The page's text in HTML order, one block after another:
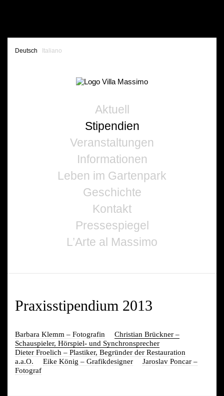
Deutsch Italiano
Aktuell
Stipendien
Veranstaltungen
Informationen
Leben im Gartenpark
Geschichte
Kontakt
Pressespiegel
L’Arte al Massimo
Praxisstipendium 2013
Barbara Klemm – Fotografin
Christian Brückner –
Schauspieler, Hörspiel- und Synchronsprecher
Dieter Froelich – Plastiker, Begründer der Restauration
a.a.O.
Eike König – Grafikdesigner
Jaroslav Poncar –
Fotograf